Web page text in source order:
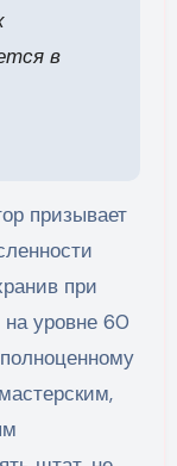
в
призывает
при
уровне 60